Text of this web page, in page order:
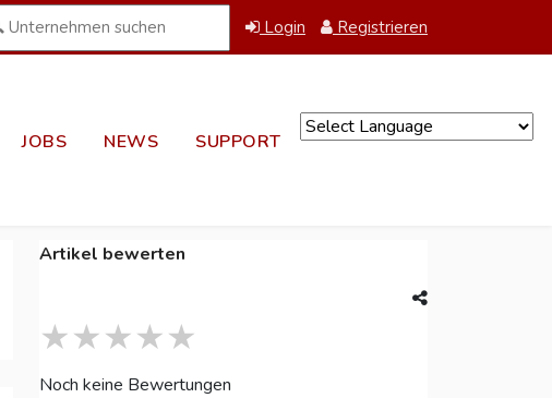
Login Registrieren
JOBS NEWS SUPPORT
Artikel bewerten
Noch keine Bewertungen